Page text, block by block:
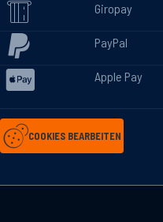
Giropay
PayPal
Apple Pay
COOKIES BEARBEITEN